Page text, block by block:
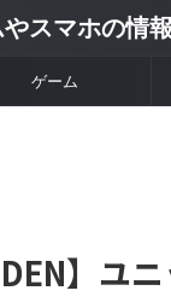
スマホの情
ゲーム
】ユ